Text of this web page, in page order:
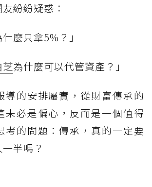
紛紛疑惑：
麼只拿5%？」
芝為什麼可以代管資產？」
導的安排屬實，從財富傳承的
未必是偏心，反而是一個值得
考的問題：傳承，真的一定要
半嗎？